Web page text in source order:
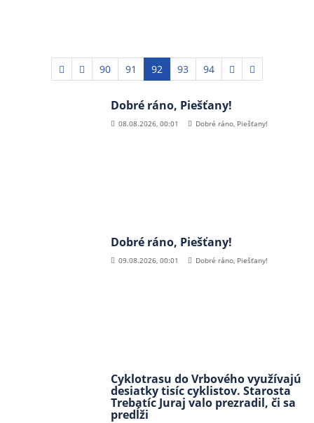
90 91 92 93 94
Dobré ráno, Piešťany!
08.08.2026, 00:01 Dobré ráno, Piešťany!
Dobré ráno, Piešťany!
09.08.2026, 00:01 Dobré ráno, Piešťany!
Cyklotrasu do Vrbového využívajú
desiatky tisíc cyklistov. Starosta
Trebatíc Juraj valo prezradil, či sa
predĺži